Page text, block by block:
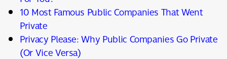
10 Most Famous Public Companies That Went
Private
Privacy Please: Why Public Companies Go Private
(Or Vice Versa)